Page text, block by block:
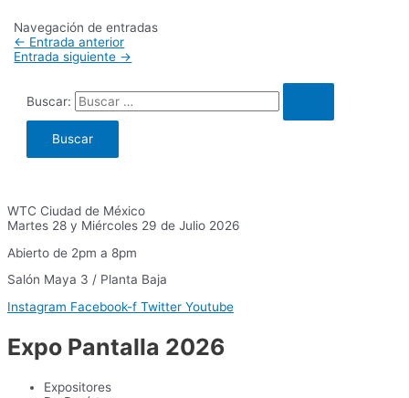
Navegación de entradas
← Entrada anterior
Entrada siguiente →
Buscar:
WTC Ciudad de México
Martes 28 y Miércoles 29 de Julio 2026
Abierto de 2pm a 8pm
Salón Maya 3 / Planta Baja
Instagram Facebook-f Twitter Youtube
Expo Pantalla 2026
Expositores